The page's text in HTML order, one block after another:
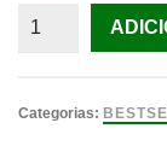
Quantidade
e
Categorias: